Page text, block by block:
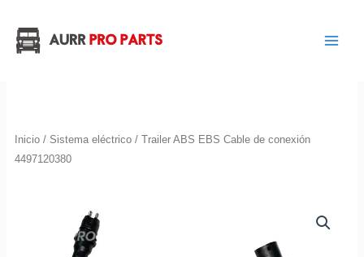
contenido
Inicio/ Sistema eléctrico/ Trailer ABS EBS Cable de conexión
4497120380